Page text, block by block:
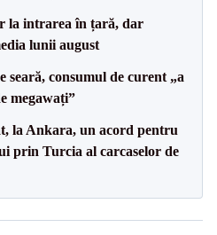
la intrarea în țară, dar
lunii august
consumul de curent „a
megawați”
la Ankara, un acord pentru
prin Turcia al carcaselor de